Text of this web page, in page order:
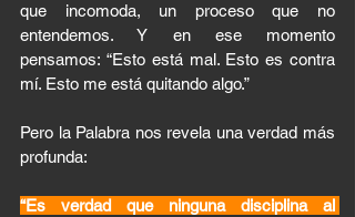
que incomoda, un proceso que no
entendemos. Y en ese momento
pensamos: “Esto está mal. Esto es contra
mí. Esto me está quitando algo.”
Pero la Palabra nos revela una verdad más
profunda:
“Es verdad que ninguna disciplina al